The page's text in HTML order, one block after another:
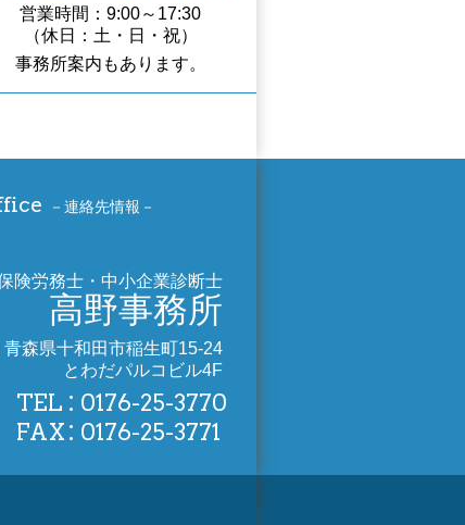
営業時間：9:00～17:30
（休日：土・日・祝）
事務所案内もあります。
連絡先情報
険労務士・中小企業診断士
高野事務所
青森県十和田市稲生町15-24
とわだパルコビル4F
TEL
0176-25-3770
FAX
0176-25-3771